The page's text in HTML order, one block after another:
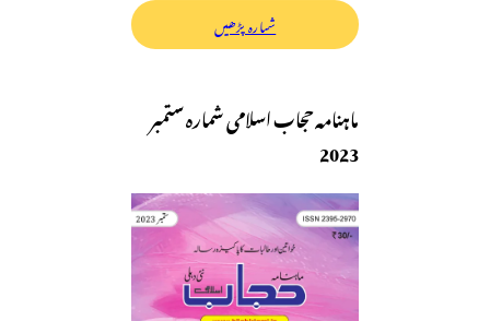
شمارہ پڑھیں
ماہنامہ حجاب اسلامی شمارہ ستمبر
2023